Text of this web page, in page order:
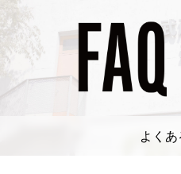
よくあ